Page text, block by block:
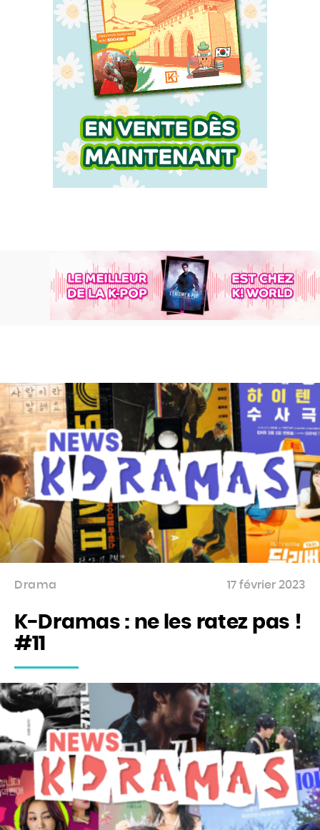
Drama
K-Dramas : ne les ratez pas !
#11
17 février 2023